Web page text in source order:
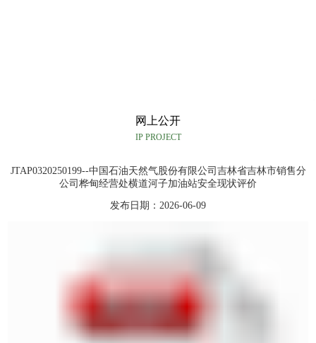
网上公开
IP PROJECT
JTAP0320250199--中国石油天然气股份有限公司吉林省吉林市销售分
公司桦甸经营处横道河子加油站安全现状评价
发布日期：2026-06-09